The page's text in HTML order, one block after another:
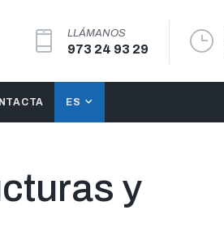
LLÁMANOS
973 24 93 29
ES
y